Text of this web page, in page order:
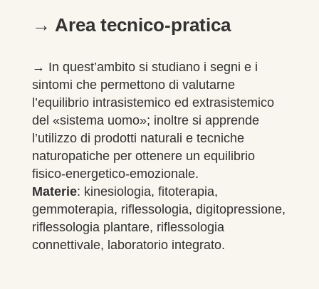
→ Area tecnico-pratica
→ In quest’ambito si studiano i segni e i
sintomi che permettono di valutarne
l’equilibrio intrasistemico ed extrasistemico
del «sistema uomo»; inoltre si apprende
l’utilizzo di prodotti naturali e tecniche
naturopatiche per ottenere un equilibrio
fisico-energetico-emozionale.
Materie: kinesiologia, fitoterapia,
gemmoterapia, riflessologia, digitopressione,
riflessologia plantare, riflessologia
connettivale, laboratorio integrato.